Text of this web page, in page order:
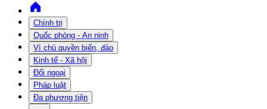
Chính trị
Quốc phòng - An ninh
Vì chủ quyền biển, đảo
Kinh tế - Xã hội
Đối ngoại
Pháp luật
Đa phương tiện